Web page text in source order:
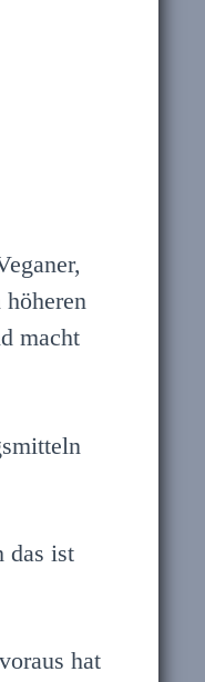
macht
das ist
hat